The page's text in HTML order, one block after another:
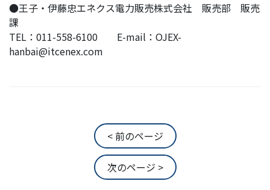
●王子・伊藤忠エネクス電力販売株式会社 販売部 販売
課
TEL：011-558-6100 E-mail：OJEX-
hanbai@itcenex.com
< 前のページ
次のページ >